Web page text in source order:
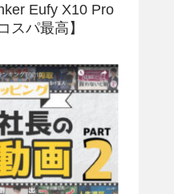
Eufy X10 Pro
スパ最高】